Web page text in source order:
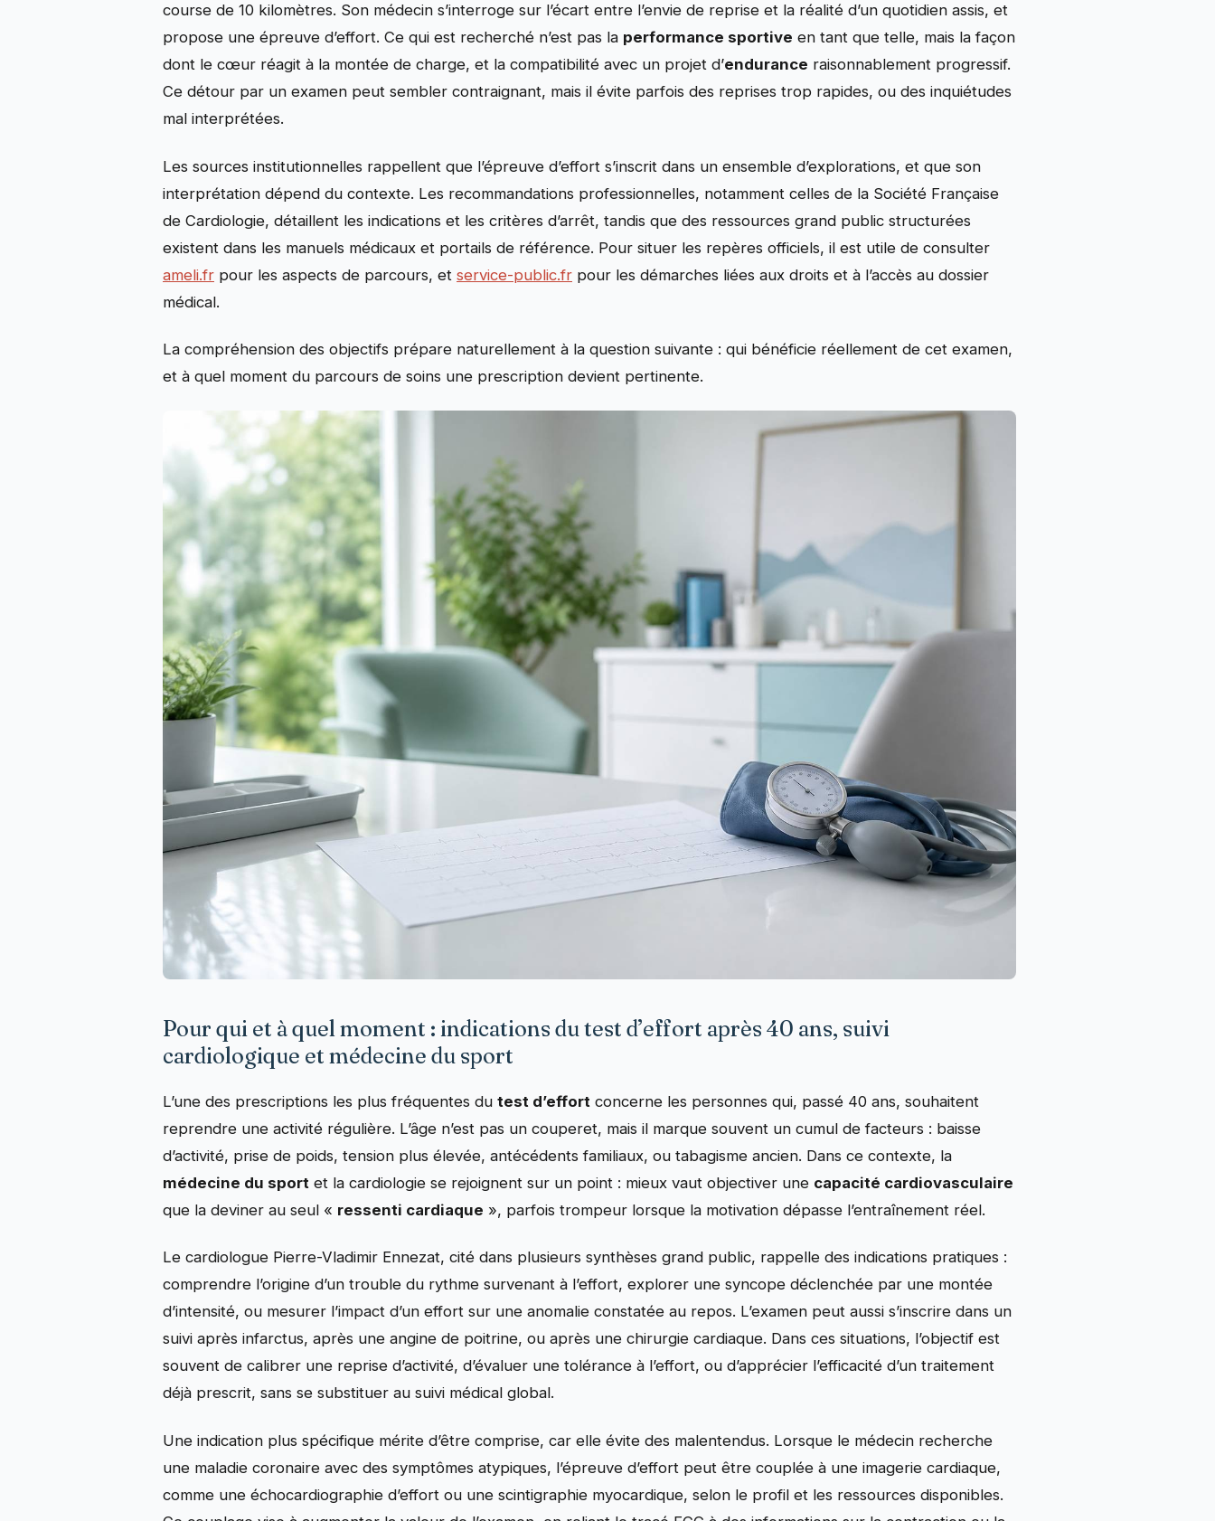
course de 10 kilomètres. Son médecin s’interroge sur l’écart entre l’envie de reprise et la réalité d’un quotidien assis, et
propose une épreuve d’effort. Ce qui est recherché n’est pas la performance sportive en tant que telle, mais la façon
dont le cœur réagit à la montée de charge, et la compatibilité avec un projet d’endurance raisonnablement progressif.
Ce détour par un examen peut sembler contraignant, mais il évite parfois des reprises trop rapides, ou des inquiétudes
mal interprétées.
Les sources institutionnelles rappellent que l’épreuve d’effort s’inscrit dans un ensemble d’explorations, et que son
interprétation dépend du contexte. Les recommandations professionnelles, notamment celles de la Société Française
de Cardiologie, détaillent les indications et les critères d’arrêt, tandis que des ressources grand public structurées
existent dans les manuels médicaux et portails de référence. Pour situer les repères officiels, il est utile de consulter
ameli.fr pour les aspects de parcours, et service-public.fr pour les démarches liées aux droits et à l’accès au dossier
médical.
La compréhension des objectifs prépare naturellement à la question suivante : qui bénéficie réellement de cet examen,
et à quel moment du parcours de soins une prescription devient pertinente.
Pour qui et à quel moment : indications du test d’effort après 40 ans, suivi
cardiologique et médecine du sport
L’une des prescriptions les plus fréquentes du test d’effort concerne les personnes qui, passé 40 ans, souhaitent
reprendre une activité régulière. L’âge n’est pas un couperet, mais il marque souvent un cumul de facteurs : baisse
d’activité, prise de poids, tension plus élevée, antécédents familiaux, ou tabagisme ancien. Dans ce contexte, la
médecine du sport et la cardiologie se rejoignent sur un point : mieux vaut objectiver une capacité cardiovasculaire
que la deviner au seul « ressenti cardiaque », parfois trompeur lorsque la motivation dépasse l’entraînement réel.
Le cardiologue Pierre-Vladimir Ennezat, cité dans plusieurs synthèses grand public, rappelle des indications pratiques :
comprendre l’origine d’un trouble du rythme survenant à l’effort, explorer une syncope déclenchée par une montée
d’intensité, ou mesurer l’impact d’un effort sur une anomalie constatée au repos. L’examen peut aussi s’inscrire dans un
suivi après infarctus, après une angine de poitrine, ou après une chirurgie cardiaque. Dans ces situations, l’objectif est
souvent de calibrer une reprise d’activité, d’évaluer une tolérance à l’effort, ou d’apprécier l’efficacité d’un traitement
déjà prescrit, sans se substituer au suivi médical global.
Une indication plus spécifique mérite d’être comprise, car elle évite des malentendus. Lorsque le médecin recherche
une maladie coronaire avec des symptômes atypiques, l’épreuve d’effort peut être couplée à une imagerie cardiaque,
comme une échocardiographie d’effort ou une scintigraphie myocardique, selon le profil et les ressources disponibles.